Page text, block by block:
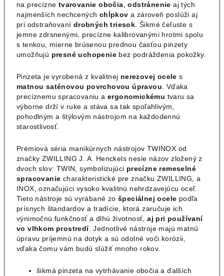
na precízne tvarovanie obočia ,odstránenie aj tých
najmenších nechcených chĺpkov a zároveň poslúži aj
pri odstraňovaní drobných triesok . Šikmé čeľuste s
jemne zdrsnenými, precízne kalibrovanými hrotmi spolu
s tenkou, mierne brúsenou prednou časťou pinzety
umožňujú presné uchopenie bez podráždenia pokožky.
Pinzeta je vyrobená z kvalitnej nerezovej ocele s
matnou saténovou povrchovou úpravou . Vďaka
precíznemu spracovaniu a ergonomickému tvaru sa
výborne drží v ruke a stáva sa tak spoľahlivým,
pohodlným a štýlovým nástrojom na každodennú
starostlivosť.
Prémiová séria manikúrnych nástrojov TWINOX od
značky ZWILLING J. A. Henckels nesie názov zložený z
dvoch slov: TWIN, symbolizujúci precízne remeselné
spracovanie charakteristické pre značku ZWILLING, a
INOX, označujúci vysoko kvalitnú nehrdzavejúcu oceľ.
Tieto nástroje sú vyrábané zo špeciálnej ocele podľa
prísnych štandardov a tradície, ktorá zaručuje ich
výnimočnú funkčnosť a dlhú životnosť, aj pri používaní
vo vlhkom prostredí. Jednotlivé nástroje majú matnú
úpravu príjemnú na dotyk a sú odolné voči korózii,
vďaka čomu vám budú slúžiť mnoho rokov.
šikmá pinzeta na vytrhávanie obočia a ďalších